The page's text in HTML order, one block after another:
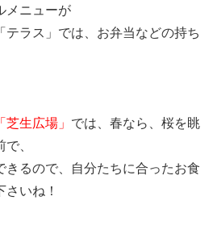
メニューが
テラス」では、お弁当などの持ち
「芝生広場」 では、春なら、桜を眺
、
きるので、自分たちに合ったお食
いね！